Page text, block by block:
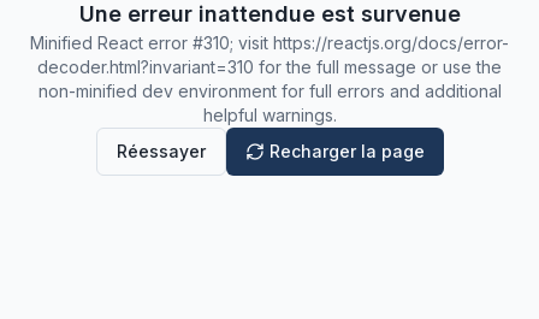
Une erreur inattendue est survenue
Minified React error #310; visit https://reactjs.org/docs/error-
decoder.html?invariant=310 for the full message or use the
non-minified dev environment for full errors and additional
helpful warnings.
Réessayer
Recharger la page